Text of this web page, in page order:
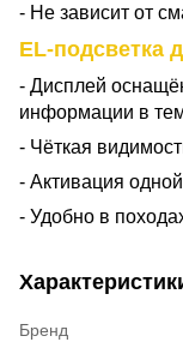
- Не зависит от
EL-подсветка
- Дисплей
информации в
- Чёткая
- Активация
- Удобно в
Бренд